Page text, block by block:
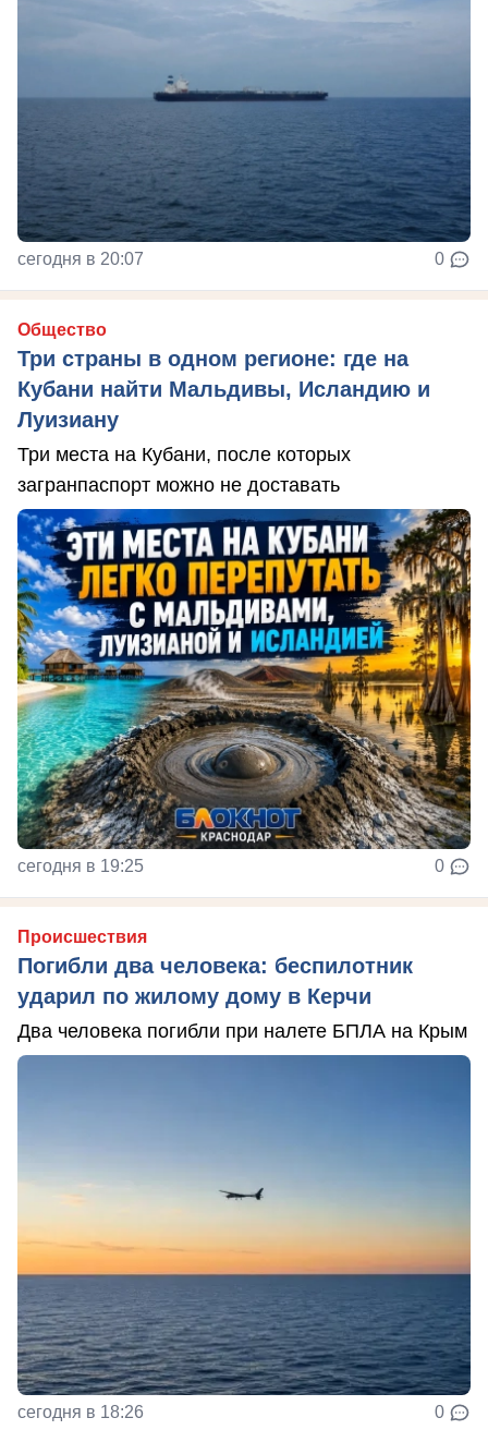
сегодня в 20:07 0
Общество
Три страны в одном регионе: где на
Кубани найти Мальдивы, Исландию и
Луизиану
Три места на Кубани, после которых
загранпаспорт можно не доставать
сегодня в 19:25 0
Происшествия
Погибли два человека: беспилотник
ударил по жилому дому в Керчи
Два человека погибли при налете БПЛА на Крым
сегодня в 18:26 0